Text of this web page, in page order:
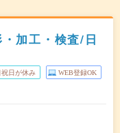
加工・検査/日
祝日が休み WEB登録OK